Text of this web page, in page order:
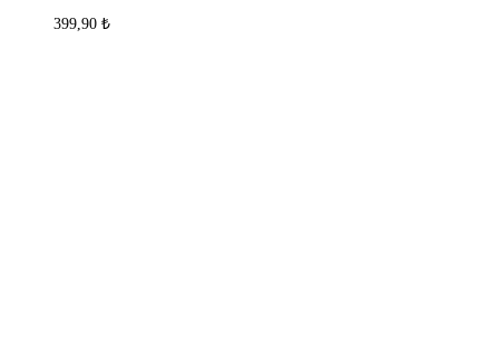
399,90 ₺